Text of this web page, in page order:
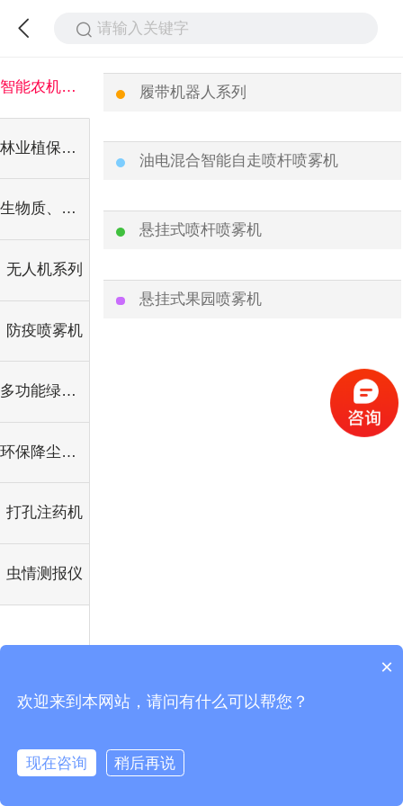
请输入关键字
智能农机产品
林业植保机械
生物质、绿废、疫木粉碎设备
无人机系列
防疫喷雾机
多功能绿化（抑尘）喷洒车
环保降尘系列
打孔注药机
虫情测报仪
履带机器人系列
油电混合智能自走喷杆喷雾机
悬挂式喷杆喷雾机
悬挂式果园喷雾机
×
欢迎来到本网站，请问有什么可以帮您？
现在咨询 稍后再说